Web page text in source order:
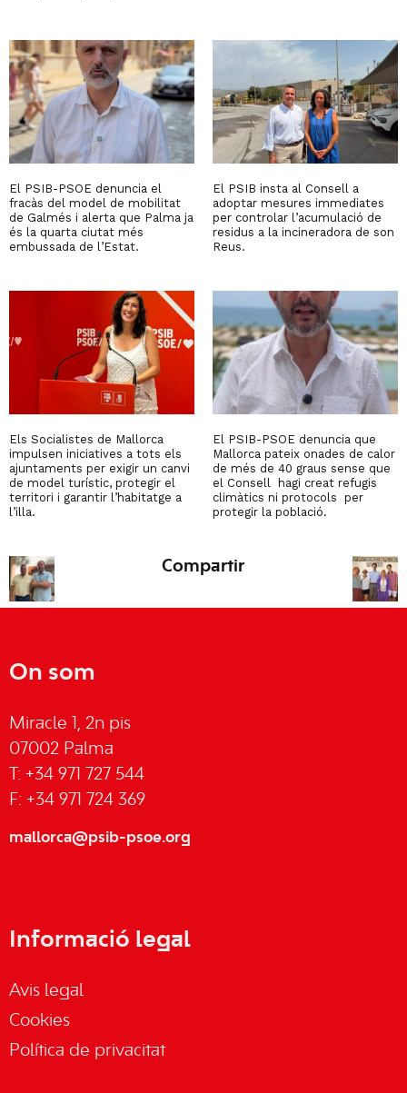
El PSIB-PSOE denuncia el
fracàs del model de mobilitat
de Galmés i alerta que Palma ja
és la quarta ciutat més
embussada de l’Estat.
El PSIB insta al Consell a
adoptar mesures immediates
per controlar l’acumulació de
residus a la incineradora de son
Reus.
Els Socialistes de Mallorca
impulsen iniciatives a tots els
ajuntaments per exigir un canvi
de model turístic, protegir el
territori i garantir l’habitatge a
l’illa.
El PSIB-PSOE denuncia que
Mallorca pateix onades de calor
de més de 40 graus sense que
el Consell hagi creat refugis
climàtics ni protocols per
protegir la població.
Compartir
On som
Miracle 1, 2n pis
07002 Palma
T: +34 971 727 544
F: +34 971 724 369
mallorca@psib-psoe.org
Informació legal
Avis legal
Cookies
Política de privacitat